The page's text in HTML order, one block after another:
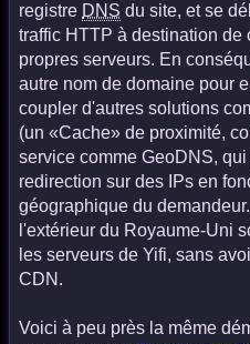
registre DNS du site, et se
traffic HTTP à destination de
propres serveurs. En
autre nom de domaine pour
coupler d'autres solutions
(un «Cache» de proximité,
service comme GeoDNS,
redirection sur des IPs en
géographique du
l'extérieur du Royaume-Uni
les serveurs de Yifi, sans
CDN.
Voici à peu près la même